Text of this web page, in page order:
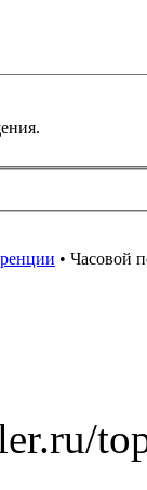
• Часовой